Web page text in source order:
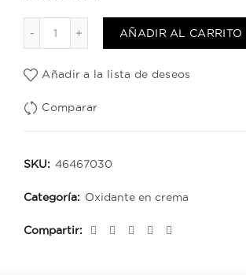
Crema Oxidante 30 Vol cantidad
AÑADIR AL CARRITO
Añadir a la lista de deseos
Comparar
SKU: 46467030
Categoría: Oxidante en crema
Compartir